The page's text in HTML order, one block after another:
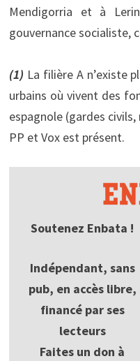
Mendigorria et à
gouvernance socialiste,
(1) La filière A n’existe
urbains où vivent des
espagnole (gardes
PP et Vox est présent.
Soutenez Enbata !
Indépendant, sans
pub, en accès libre,
financé par ses
lecteurs
Faites un don à